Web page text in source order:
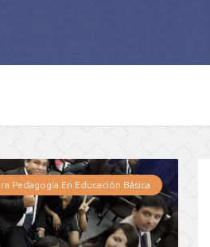
Pedagogía En Educación Básica